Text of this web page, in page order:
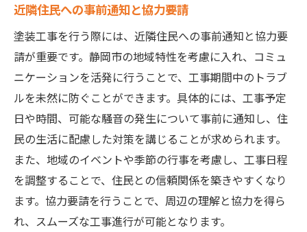
ップ
色選びのポイントと最新トレンド
デザイン性と機能性を兼ね備えた施工
施工前の詳細なプランニング
職人技が光る仕上げテクニック
アフターケアの重要性と方法
理想の仕上がりを得るためのコミュニケー
ション
近隣住民への事前通知と協力要請
塗装工事を行う際には、近隣住民への事前通知と協力要
請が重要です。静岡市の地域特性を考慮に入れ、コミュ
ニケーションを活発に行うことで、工事期間中のトラブ
ルを未然に防ぐことができます。具体的には、工事予定
日や時間、可能な騒音の発生について事前に通知し、住
民の生活に配慮した対策を講じることが求められます。
また、地域のイベントや季節の行事を考慮し、工事日程
を調整することで、住民との信頼関係を築きやすくなり
ます。協力要請を行うことで、周辺の理解と協力を得ら
れ、スムーズな工事進行が可能となります。